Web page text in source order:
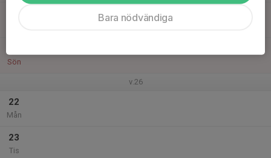
Sön
v.26
22
Mån
23
Tis
Bara nödvändiga